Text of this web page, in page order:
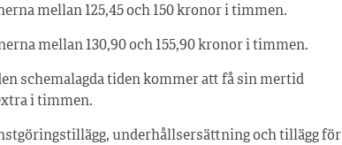
mellan 125,45 och 150 kronor i timmen.
mellan 130,90 och 155,90 kronor i timmen.
schemalagda tiden kommer att få sin mertid
i timmen.
underhållsersättning och tillägg för